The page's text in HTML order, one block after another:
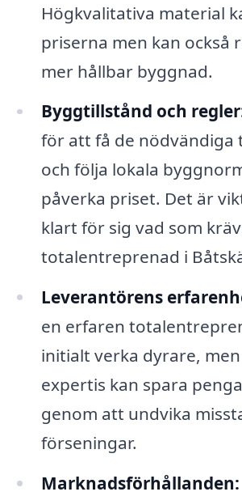
Högkvalitativa material
priserna men kan också
mer hållbar byggnad.
Byggtillstånd och
för att få de nödvändiga
och följa lokala
påverka priset. Det är
klart för sig vad som
totalentreprenad i
Leverantörens
en erfaren
initialt verka dyrare,
expertis kan spara
genom att undvika
förseningar.
Marknadsförhållanden: